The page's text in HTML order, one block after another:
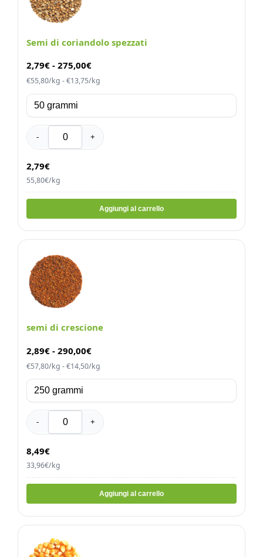
Semi di coriandolo spezzati
2,79€ - 275,00€
€55,80/kg - €13,75/kg
- +
2,79€
55,80€/kg
Aggiungi al carrello
semi di crescione
2,89€ - 290,00€
€57,80/kg - €14,50/kg
- +
8,49€
33,96€/kg
Aggiungi al carrello